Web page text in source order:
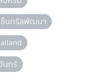
ซ็นทรัลพัฒนา
นทร์